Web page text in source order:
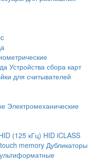
Устройства сбора карт
для считывателей
Электромеханические
(125 кГц) HID iCLASS
memory Дубликаторы